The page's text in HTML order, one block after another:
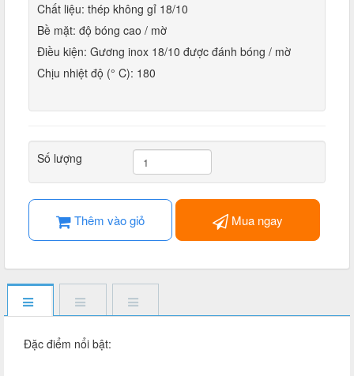
Chất liệu: thép không gỉ 18/10
Bề mặt: độ bóng cao / mờ
Điều kiện: Gương inox 18/10 được đánh bóng / mờ
Chịu nhiệt độ (° C): 180
Số lượng
Thêm vào giỏ Mua ngay
Đặc điểm nổi bật:​